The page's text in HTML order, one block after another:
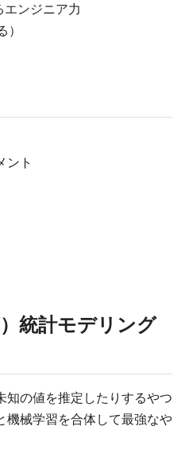
ンジニア力
ント
統計モデリング
知の値を推定したりするやつ
機械学習を合体して最強なや